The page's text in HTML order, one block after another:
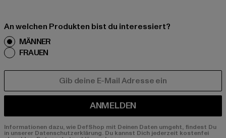
An welchen Produkten bist du interessiert?
MÄNNER
FRAUEN
ANMELDEN
Informationen dazu, wie DefShop mit Deinen Daten umgeht, findest Du
in unserer Datenschutzerklärung. Du kannst Dich jederzeit kostenfei